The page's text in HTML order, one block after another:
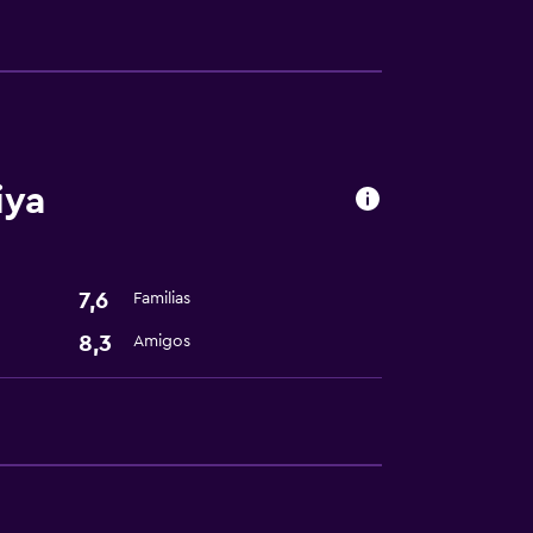
7,6 Familias
8,3 Amigos